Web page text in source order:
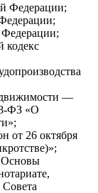
Федерации;
—
ФЗ «О
от 26 октября
Основы